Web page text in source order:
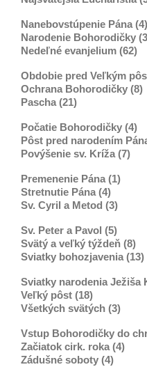
Nanebovstúpenie Pána (4)
Narodenie Bohorodičky
Nedeľné evanjelium (62)
Obdobie pred Veľkým
Ochrana Bohorodičky (8)
Pascha (21)
Počatie Bohorodičky (4)
Pôst pred narodením
Povýšenie sv. Kríža (7)
Premenenie Pána (1)
Stretnutie Pána (4)
Sv. Cyril a Metod (3)
Sv. Peter a Pavol (5)
Svätý a veľký týždeň (8)
Sviatky bohozjavenia (13)
Sviatky narodenia Ježiša
Veľký pôst (18)
Všetkých svätých (3)
Vstup Bohorodičky do
Začiatok cirk. roka (4)
Zádušné soboty (4)